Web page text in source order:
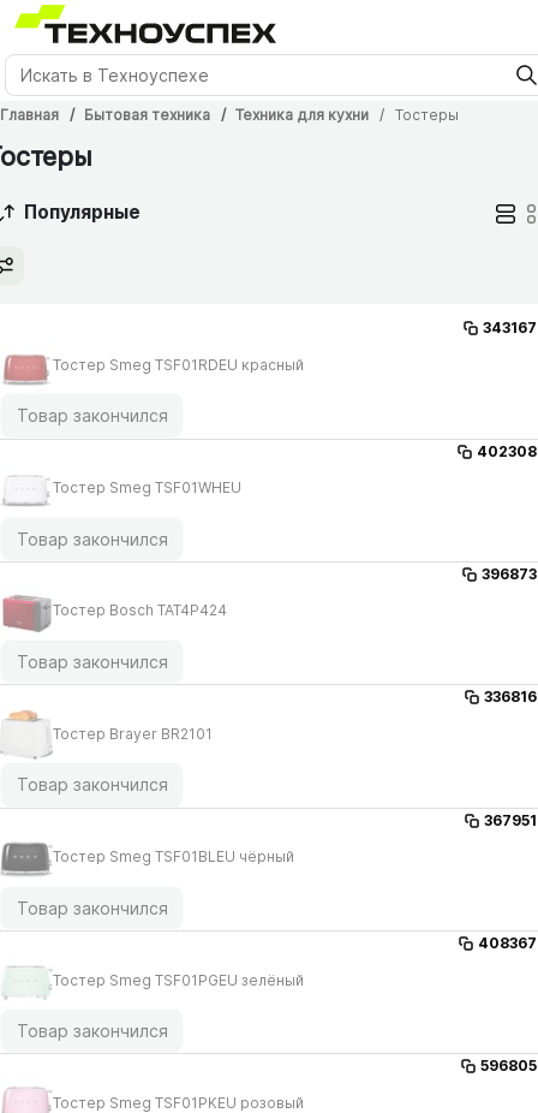
Главная Бытовая техника Техника для кухни Тостеры
Популярные
343167
Тостер Smeg TSF01RDEU красный
Товар закончился
402308
Тостер Smeg TSF01WHEU
Товар закончился
396873
Тостер Bosch TAT4P424
Товар закончился
336816
Тостер Brayer BR2101
Товар закончился
367951
Тостер Smeg TSF01BLEU чёрный
Товар закончился
408367
Тостер Smeg TSF01PGEU зелёный
Товар закончился
596805
Тостер Smeg TSF01PKEU розовый